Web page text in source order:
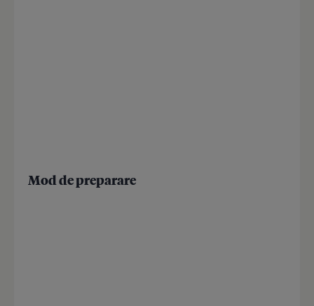
Mod de preparare